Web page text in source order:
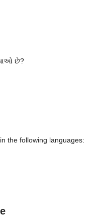
છે?
the following languages: